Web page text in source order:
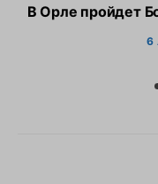
В Орле пройдет
6